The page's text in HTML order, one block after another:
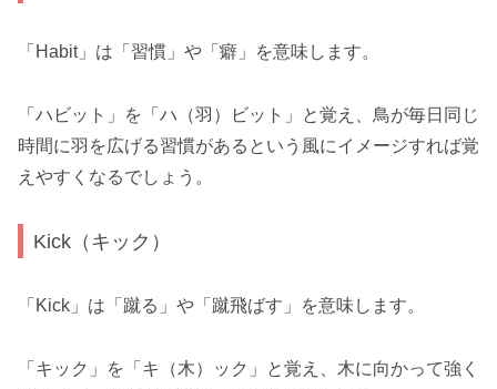
「Habit」は「習慣」や「癖」を意味します。
「ハビット」を「ハ（羽）ビット」と覚え、鳥が毎日同じ
時間に羽を広げる習慣があるという風にイメージすれば覚
えやすくなるでしょう。
Kick（キック）
「Kick」は「蹴る」や「蹴飛ばす」を意味します。
「キック」を「キ（木）ック」と覚え、木に向かって強く